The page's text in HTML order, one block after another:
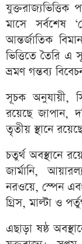
যুক্তরাজ্যভিত্তিক
মাসে সর্বশেষ
আন্তর্জাতিক
ভিত্তিতে তৈরি এ
ভ্রমণ গন্তব্য
সূচক অনুযায়ী,
রয়েছে জাপান,
তৃতীয় স্থানে
চতুর্থ অবস্থানে
জার্মানি,
নরওয়ে, স্পেন এবং
গ্রিস, মাল্টা ও
এছাড়া ষষ্ঠ